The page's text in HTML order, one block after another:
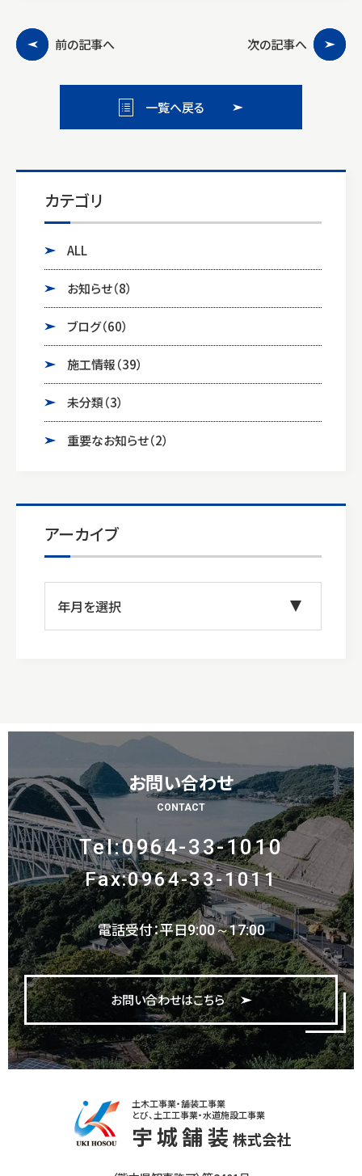
前の記事へ 次の記事へ
一覧へ戻る
カテゴリ
ALL
お知らせ（8）
ブログ（60）
施工情報（39）
未分類（3）
重要なお知らせ（2）
アーカイブ
お問い合わせ
CONTACT
Tel:0964-33-1010
Fax:0964-33-1011
電話受付：平日9:00～17:00
お問い合わせはこちら
土木工事業・舗装工事業
とび、土工工事業・水道施設工事業
宇城舗装 株式会社